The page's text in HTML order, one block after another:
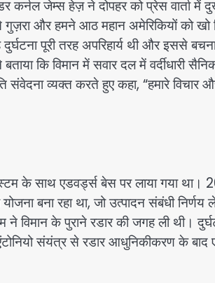
जेम्स हेज़ ने दोपहर को प्रेस वार्ता में
और हमने आठ महान अमेरिकियों को खो
पूरी तरह अपरिहार्य थी और इससे
कि विमान में सवार दल में वर्दीधारी
व्यक्त करते हुए कहा, “हमारे विचार
के साथ एडवर्ड्स बेस पर लाया गया था।
बना रहा था, जो उत्पादन संबंधी
विमान के पुराने रडार की जगह ली थी।
संयंत्र से रडार आधुनिकीकरण के बाद